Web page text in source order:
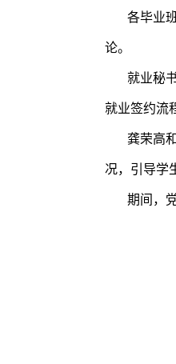
各毕业
论。
就业秘
就业签约流
龚荣高
况，引导学
期间，